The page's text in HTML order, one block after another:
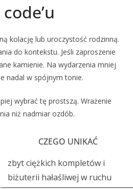
kolację lub uroczystość rodzinną.
do kontekstu. Jeśli zaproszenie
kamienie. Na wydarzenia mniej
nadal w spójnym tonie.
wybrać tę prostszą. Wrażenie
niż nadmiar ozdób.
CZEGO UNIKAĆ
zbyt ciężkich kompletów i
biżuterii hałaśliwej w ruchu